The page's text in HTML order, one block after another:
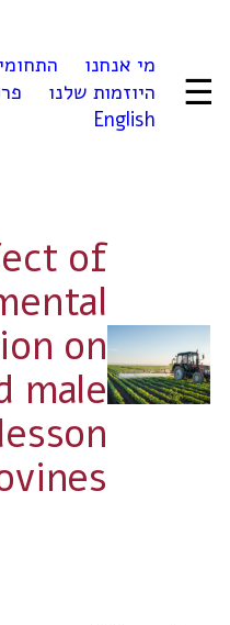
☰
מי אנחנו
היוזמות שלנו
English
of
on
male